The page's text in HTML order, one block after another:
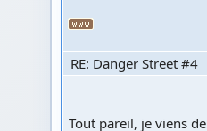
RE: Danger Street #4
Tout pareil, je viens